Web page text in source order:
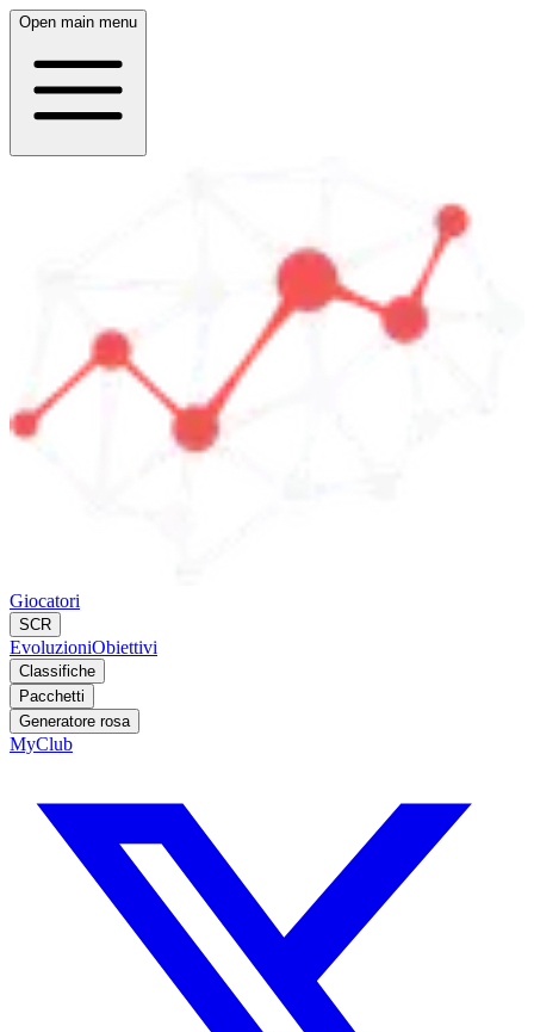
Open main menu
Giocatori
SCR
EvoluzioniObiettivi
Classifiche
Pacchetti
Generatore rosa
MyClub